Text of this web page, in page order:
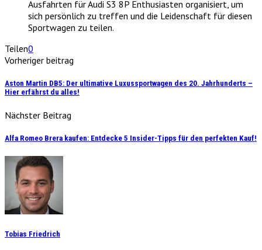
Ausfahrten für Audi S3 8P Enthusiasten organisiert, um
sich persönlich zu treffen und die Leidenschaft für diesen
Sportwagen zu teilen.
Teilen0
Vorheriger beitrag
Aston Martin DB5: Der ultimative Luxussportwagen des 20. Jahrhunderts –
Hier erfährst du alles!
Nächster Beitrag
Alfa Romeo Brera kaufen: Entdecke 5 Insider-Tipps für den perfekten Kauf!
Tobias Friedrich